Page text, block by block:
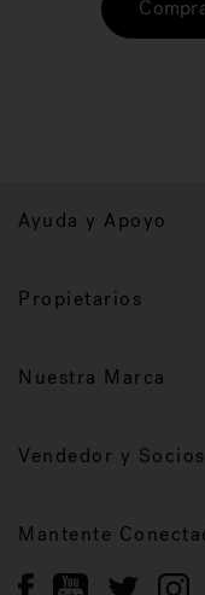
Ayuda y Apoyo
Propietarios
Nuestra Marca
Vendedor y Socios
Mantente